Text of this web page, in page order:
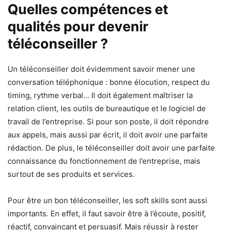
Quelles compétences et
qualités pour devenir
téléconseiller ?
Un téléconseiller doit évidemment savoir mener une
conversation téléphonique : bonne élocution, respect du
timing, rythme verbal… Il doit également maîtriser la
relation client, les outils de bureautique et le logiciel de
travail de l’entreprise. Si pour son poste, il doit répondre
aux appels, mais aussi par écrit, il doit avoir une parfaite
rédaction. De plus, le téléconseiller doit avoir une parfaite
connaissance du fonctionnement de l’entreprise, mais
surtout de ses produits et services.
Pour être un bon téléconseiller, les soft skills sont aussi
importants. En effet, il faut savoir être à l’écoute, positif,
réactif, convaincant et persuasif. Mais réussir à rester